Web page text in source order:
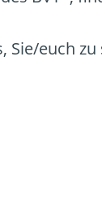
Sie/euch zu